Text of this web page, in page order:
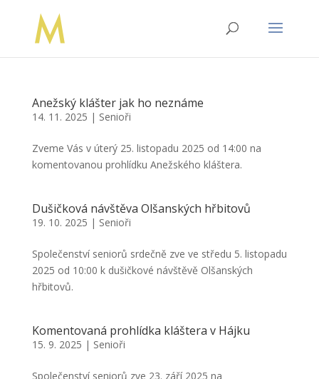
Anežský klášter jak ho neznáme
14. 11. 2025 | Senioři
Zveme Vás v úterý 25. listopadu 2025 od 14:00 na
komentovanou prohlídku Anežského kláštera.
Dušičková návštěva Olšanských hřbitovů
19. 10. 2025 | Senioři
Společenství seniorů srdečně zve ve středu 5. listopadu
2025 od 10:00 k dušičkové návštěvě Olšanských
hřbitovů.
Komentovaná prohlídka kláštera v Hájku
15. 9. 2025 | Senioři
Společenství seniorů zve 23. září 2025 na